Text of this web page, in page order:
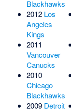
Blackhawks
2012 Los
Angeles
Kings
2011
Vancouver
Canucks
2010
Chicago
Blackhawks
2009 Detroit